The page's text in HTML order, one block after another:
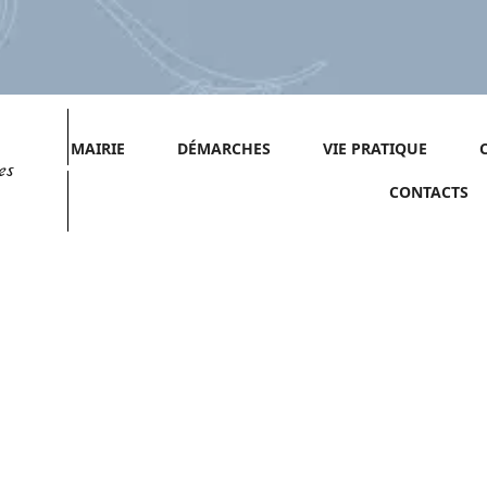
MAIRIE DÉMARCHES VIE PRATIQUE
CONTACTS